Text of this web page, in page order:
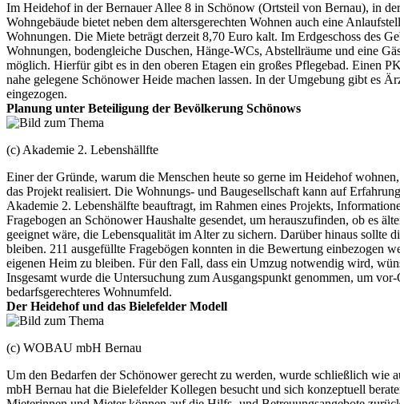
Im Heidehof in der Bernauer Allee 8 in Schönow (Ortsteil von Bernau), in
Wohngebäude bietet neben dem altersgerechten Wohnen auch eine
Wohnungen. Die Miete beträgt derzeit 8,70 Euro kalt. Im Erdgeschoss des
Wohnungen, bodengleiche Duschen, Hänge-WCs, Abstellräume und eine
möglich. Hierfür gibt es in den oberen Etagen ein großes Pflegebad. Einen
nahe gelegene Schönower Heide machen lassen. In der Umgebung gibt es
eingezogen.
Planung unter Beteiligung der Bevölkerung Schönows
(c) Akademie 2. Lebenshällfte
Einer der Gründe, warum die Menschen heute so gerne im Heidehof
das Projekt realisiert. Die Wohnungs- und Baugesellschaft kann auf
Akademie 2. Lebenshälfte beauftragt, im Rahmen eines Projekts,
Fragebogen an Schönower Haushalte gesendet, um herauszufinden, ob es
geeignet wäre, die Lebensqualität im Alter zu sichern. Darüber hinaus
bleiben. 211 ausgefüllte Fragebögen konnten in die Bewertung einbezogen
eigenen Heim zu bleiben. Für den Fall, dass ein Umzug notwendig wird,
Insgesamt wurde die Untersuchung zum Ausgangspunkt genommen, um
bedarfsgerechteres Wohnumfeld.
Der Heidehof und das Bielefelder Modell
(c) WOBAU mbH Bernau
Um den Bedarfen der Schönower gerecht zu werden, wurde schließlich
mbH Bernau hat die Bielefelder Kollegen besucht und sich konzeptuell